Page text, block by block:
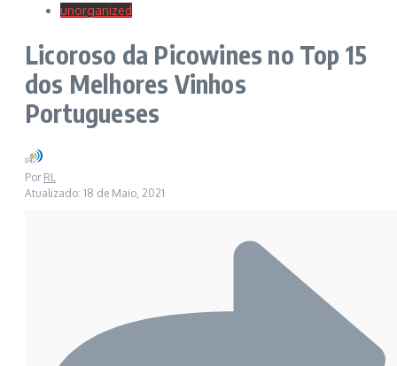
unorganized
Licoroso da Picowines no Top 15
dos Melhores Vinhos
Portugueses
Por RL
Atualizado: 18 de Maio, 2021